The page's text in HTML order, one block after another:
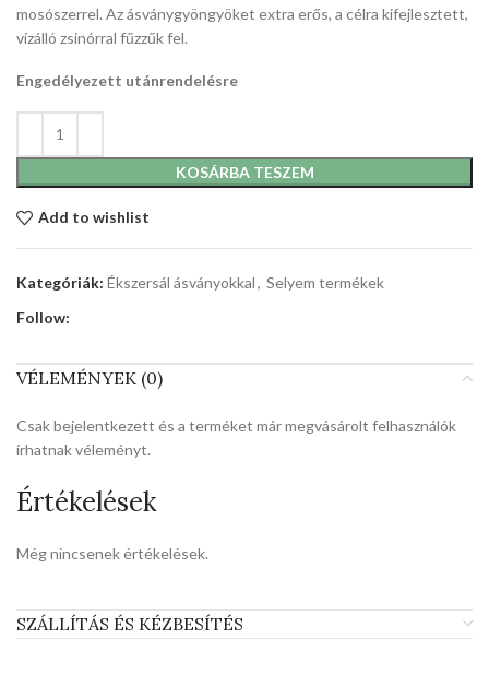
mosószerrel. Az ásványgyöngyöket extra erős, a célra kifejlesztett,
vízálló zsinórral fűzzűk fel.
Engedélyezett utánrendelésre
KOSÁRBA TESZEM
Add to wishlist
Kategóriák: Ékszersál ásványokkal, Selyem termékek
Follow:
VÉLEMÉNYEK (0)
Értékelések
Még nincsenek értékelések.
Csak bejelentkezett és a terméket már megvásárolt felhasználók
írhatnak véleményt.
SZÁLLÍTÁS ÉS KÉZBESÍTÉS